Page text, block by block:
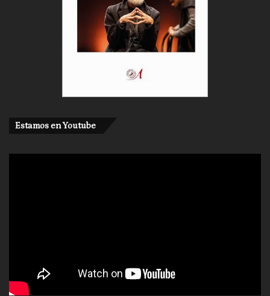
Estamos en Youtube